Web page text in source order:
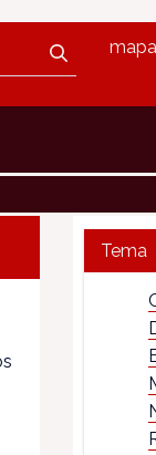
Tema